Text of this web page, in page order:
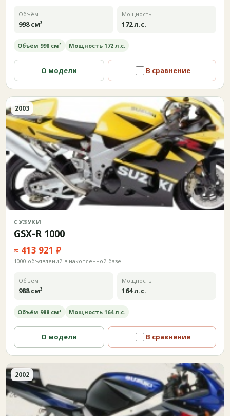
Объём
998 см³
Мощность
172 л.с.
Объём 998 см³ Мощность 172 л.с.
О модели В сравнение
2003
СУЗУКИ
GSX-R 1000
≈ 413 921 ₽
1000 объявлений в накопленной базе
Объём
988 см³
Мощность
164 л.с.
Объём 988 см³ Мощность 164 л.с.
О модели В сравнение
2002